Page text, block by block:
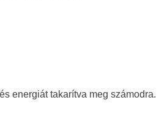
energiát takarítva meg számodra.